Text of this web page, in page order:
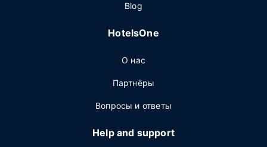
Blog
HotelsOne
О нас
Партнёры
Вопросы и ответы
Help and support